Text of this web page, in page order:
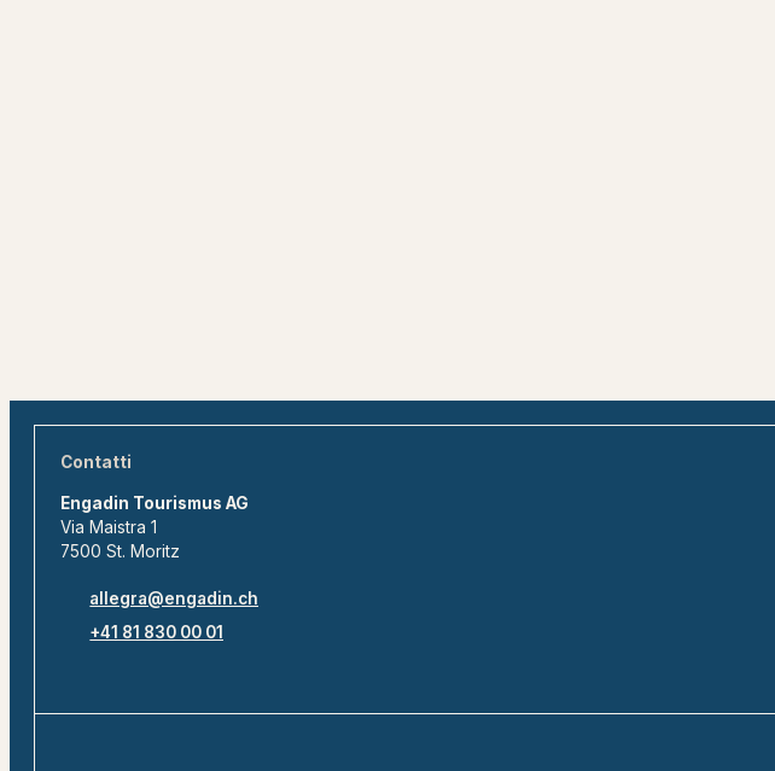
Contatti
Engadin Tourismus AG
Via Maistra 1
7500 St. Moritz
allegra@engadin.ch
+41 81 830 00 01